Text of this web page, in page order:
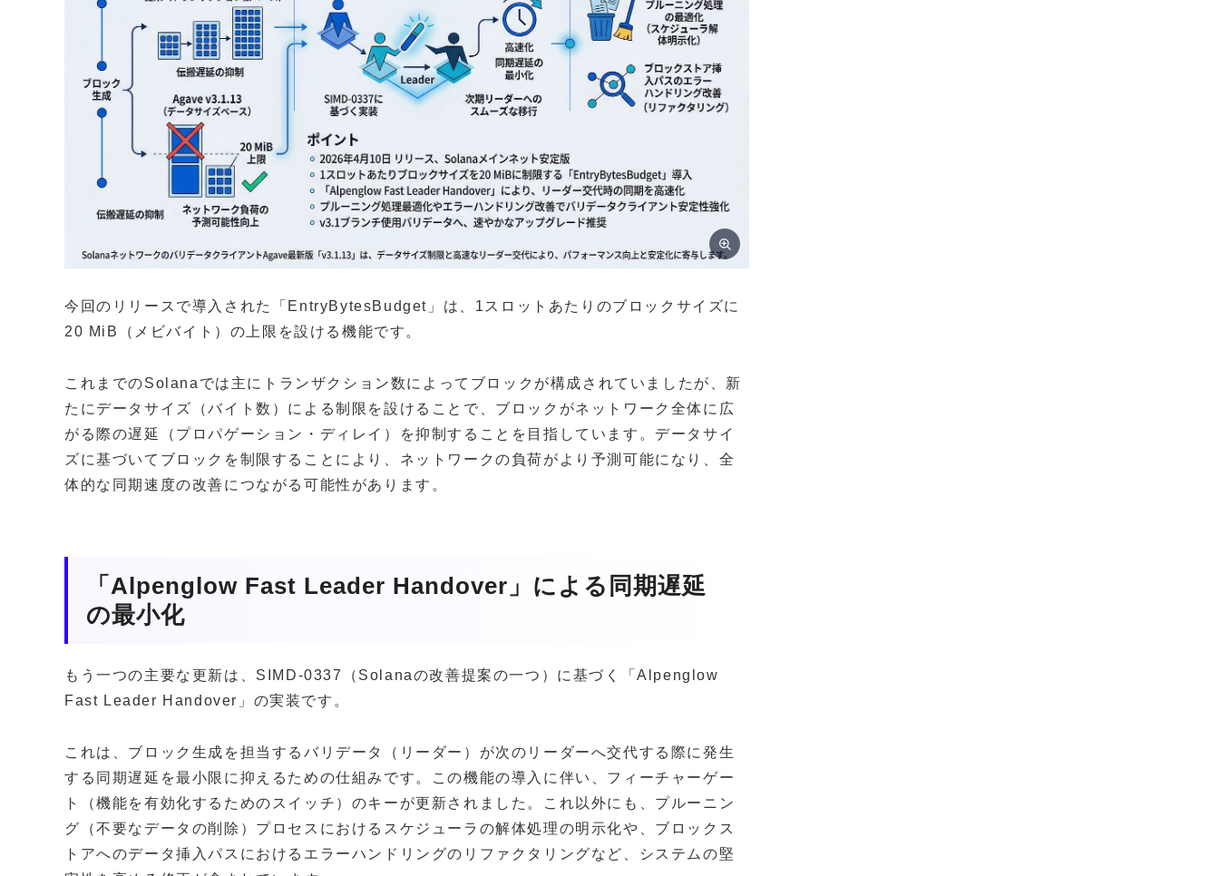
今回のリリースで導入された「EntryBytesBudget」は、1スロットあたりのブロックサイズに
20 MiB（メビバイト）の上限を設ける機能です。
これまでのSolanaでは主にトランザクション数によってブロックが構成されていましたが、新
たにデータサイズ（バイト数）による制限を設けることで、ブロックがネットワーク全体に広
がる際の遅延（プロパゲーション・ディレイ）を抑制することを目指しています。データサイ
ズに基づいてブロックを制限することにより、ネットワークの負荷がより予測可能になり、全
体的な同期速度の改善につながる可能性があります。
「Alpenglow Fast Leader Handover」による同期遅延
の最小化
もう一つの主要な更新は、SIMD-0337（Solanaの改善提案の一つ）に基づく「Alpenglow
Fast Leader Handover」の実装です。
これは、ブロック生成を担当するバリデータ（リーダー）が次のリーダーへ交代する際に発生
する同期遅延を最小限に抑えるための仕組みです。この機能の導入に伴い、フィーチャーゲー
ト（機能を有効化するためのスイッチ）のキーが更新されました。これ以外にも、プルーニン
グ（不要なデータの削除）プロセスにおけるスケジューラの解体処理の明示化や、ブロックス
トアへのデータ挿入パスにおけるエラーハンドリングのリファクタリングなど、システムの堅